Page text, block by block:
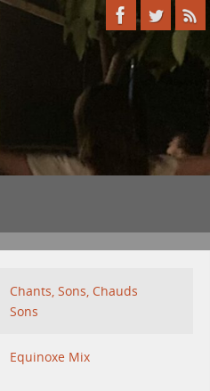
Chants, Sons, Chauds
Sons
Equinoxe Mix